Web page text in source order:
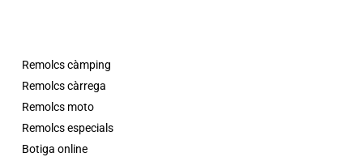
Remolcs càmping
Remolcs càrrega
Remolcs moto
Remolcs especials
Botiga online